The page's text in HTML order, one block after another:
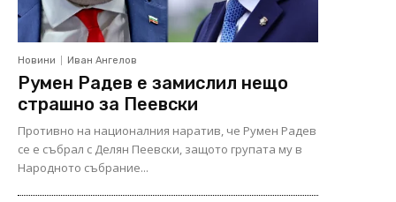
Новини Иван Ангелов
Румен Радев е замислил нещо
страшно за Пеевски
Противно на националния наратив, че Румен Радев
се е събрал с Делян Пеевски, защото групата му в
Народното събрание...